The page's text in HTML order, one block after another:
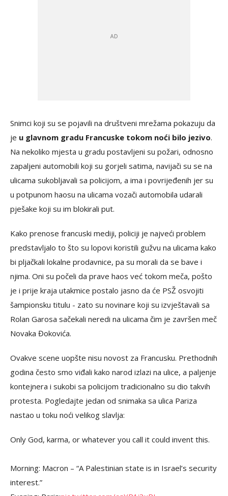
Snimci koji su se pojavili na društveni mrežama pokazuju da
je u glavnom gradu Francuske tokom noći bilo jezivo.
Na nekoliko mjesta u gradu postavljeni su požari, odnosno
zapaljeni automobili koji su gorjeli satima, navijači su se na
ulicama sukobljavali sa policijom, a ima i povrijeđenih jer su
u potpunom haosu na ulicama vozači automobila udarali
pješake koji su im blokirali put.
Kako prenose francuski mediji, policiji je najveći problem
predstavljalo to što su lopovi koristili gužvu na ulicama kako
bi pljačkali lokalne prodavnice, pa su morali da se bave i
njima. Oni su počeli da prave haos već tokom meča, pošto
je i prije kraja utakmice postalo jasno da će PSŽ osvojiti
šampionsku titulu - zato su novinare koji su izvještavali sa
Rolan Garosa sačekali neredi na ulicama čim je završen meč
Novaka Đokovića.
Ovakve scene uopšte nisu novost za Francusku. Prethodnih
godina često smo viđali kako narod izlazi na ulice, a paljenje
kontejnera i sukobi sa policijom tradicionalno su dio takvih
protesta. Pogledajte jedan od snimaka sa ulica Pariza
nastao u toku noći velikog slavlja:
Only God, karma, or whatever you call it could invent this.
Morning: Macron – “A Palestinian state is in Israel’s security
interest.”